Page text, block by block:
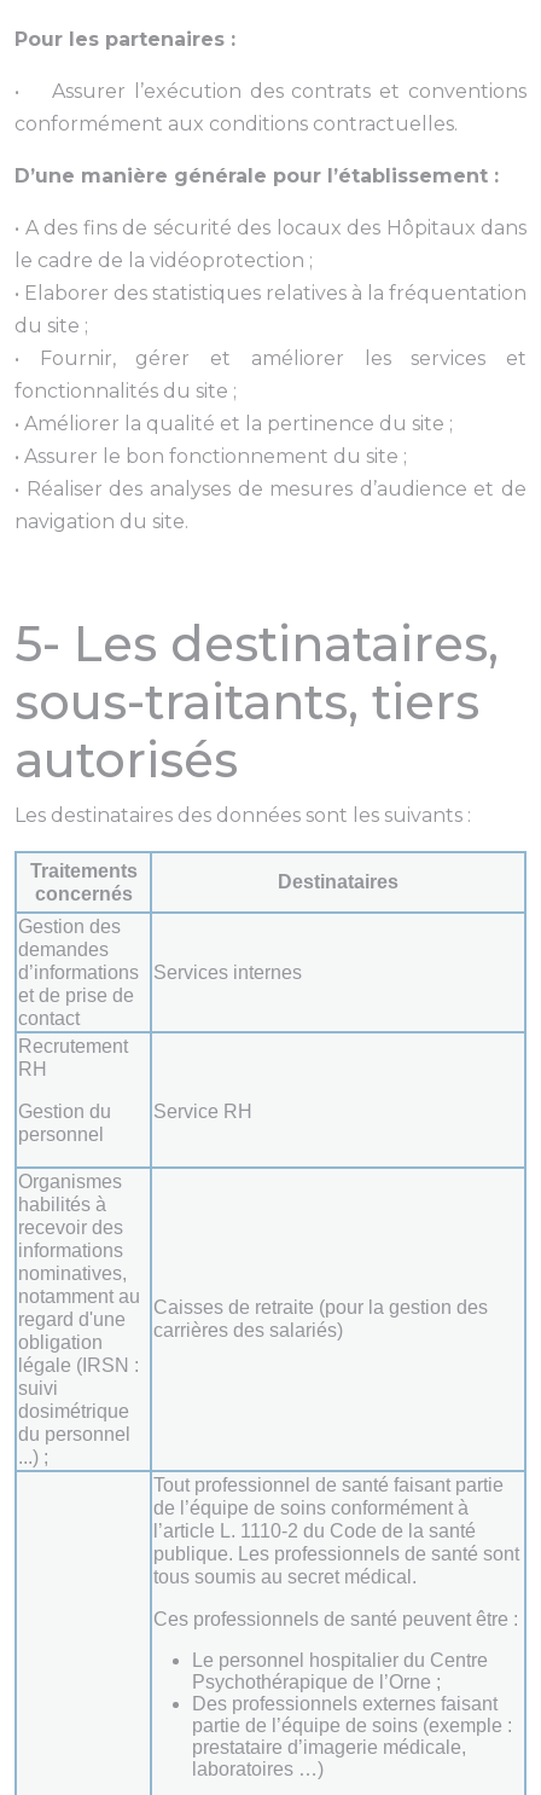
Pour les partenaires :
• Assurer l’exécution des contrats et conventions
conformément aux conditions contractuelles.
D’une manière générale pour l’établissement :
• A des fins de sécurité des locaux des Hôpitaux dans
le cadre de la vidéoprotection ;
• Elaborer des statistiques relatives à la fréquentation
du site ;
• Fournir, gérer et améliorer les services et
fonctionnalités du site ;
• Améliorer la qualité et la pertinence du site ;
• Assurer le bon fonctionnement du site ;
• Réaliser des analyses de mesures d’audience et de
navigation du site.
5- Les destinataires,
sous-traitants, tiers
autorisés
Les destinataires des données sont les suivants :
Traitements
concernés
Destinataires
Gestion des
demandes
d’informations
et de prise de
contact
Services internes
Recrutement
RH
Gestion du
personnel
Service RH
Organismes
habilités à
recevoir des
informations
nominatives,
notamment au
regard d'une
obligation
légale (IRSN :
suivi
dosimétrique
du personnel
...) ;
Caisses de retraite (pour la gestion des
carrières des salariés)
Tout professionnel de santé faisant partie
de l’équipe de soins conformément à
l’article L. 1110-2 du Code de la santé
publique. Les professionnels de santé sont
tous soumis au secret médical.
Ces professionnels de santé peuvent être :
Le personnel hospitalier du Centre
Psychothérapique de l’Orne ;
Des professionnels externes faisant
partie de l’équipe de soins (exemple :
prestataire d’imagerie médicale,
laboratoires …)